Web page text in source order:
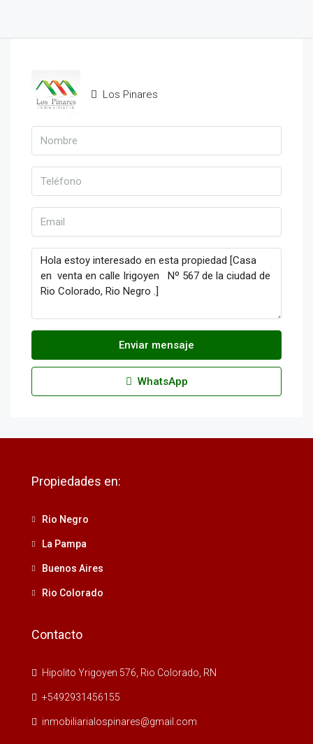
Los Pinares
Enviar mensaje
WhatsApp
Propiedades en:
Rio Negro
La Pampa
Buenos Aires
Rio Colorado
Contacto
Hipolito Yrigoyen 576, Rio Colorado, RN
+5492931456155
inmobiliarialospinares@gmail.com